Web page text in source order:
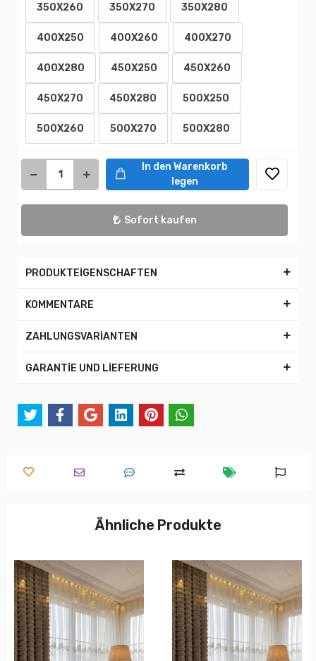
350X260 350X270 350X280
400X250 400X260 400X270
400X280 450X250 450X260
450X270 450X280 500X250
500X260 500X270 500X280
In den Warenkorb
legen
Sofort kaufen
PRODUKTEİGENSCHAFTEN
KOMMENTARE
ZAHLUNGSVARİANTEN
GARANTİE UND LİEFERUNG
Ähnliche Produkte